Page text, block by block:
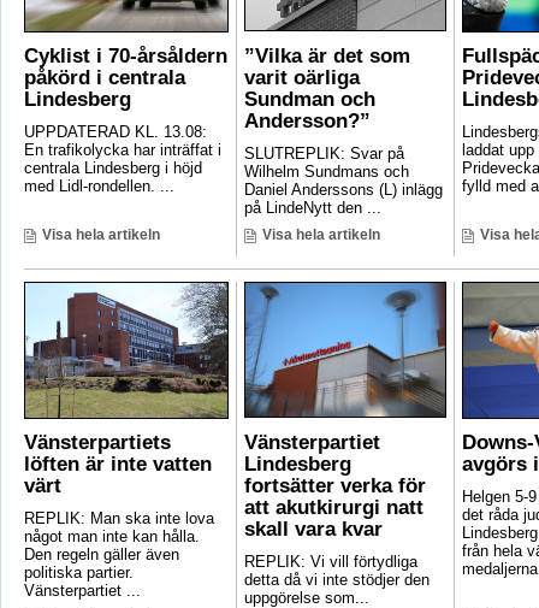
Cyklist i 70-årsåldern
påkörd i centrala
Lindesberg
UPPDATERAD KL. 13.08:
En trafikolycka har inträffat i
centrala Lindesberg i höjd
med Lidl-rondellen. ...
Visa hela artikeln
”Vilka är det som
varit oärliga
Sundman och
Andersson?”
SLUTREPLIK: Svar på
Wilhelm Sundmans och
Daniel Anderssons (L) inlägg
på LindeNytt den ...
Visa hela artikeln
laddat
fylld med
Visa
Vänsterpartiets
löften är inte vatten
värt
REPLIK: Man ska inte lova
något man inte kan hålla.
Den regeln gäller även
politiska partier.
Vänsterpartiet ...
Vänsterpartiet
Lindesberg
fortsätter verka för
att akutkirurgi natt
skall vara kvar
REPLIK: Vi vill förtydliga
detta då vi inte stödjer den
uppgörelse som...
avgörs
Helgen 5-
det råda
från hela